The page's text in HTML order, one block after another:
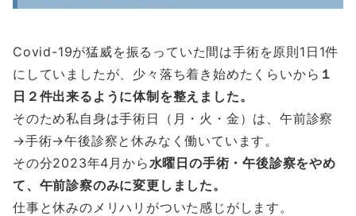
Covid-19が猛威を振るっていた間は手術を原則1日1件
にしていましたが、少々落ち着き始めたくらいから １
日２件出来るように体制を整えました。
そのため私自身は手術日（月・火・金）は、午前診察
→手術→午後診察と休みなく働いています。
その分2023年4月から水曜日の手術・午後診察をやめ
て、午前診察のみに変更しました。
仕事と休みのメリハリがついた感じがします。